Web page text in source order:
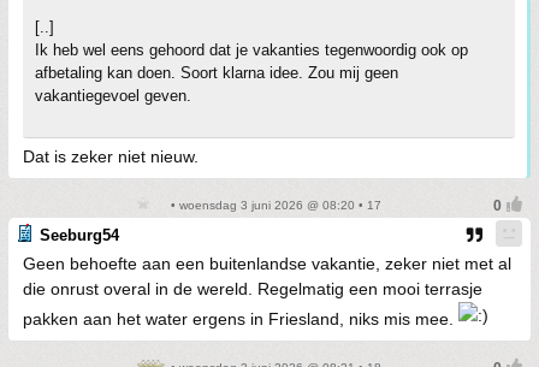
[..]
Ik heb wel eens gehoord dat je vakanties tegenwoordig ook op
afbetaling kan doen. Soort klarna idee. Zou mij geen
vakantiegevoel geven.
Dat is zeker niet nieuw.
• woensdag 3 juni 2026 @ 08:20 • 17
Seeburg54
Geen behoefte aan een buitenlandse vakantie, zeker niet met al
die onrust overal in de wereld. Regelmatig een mooi terrasje
pakken aan het water ergens in Friesland, niks mis mee.